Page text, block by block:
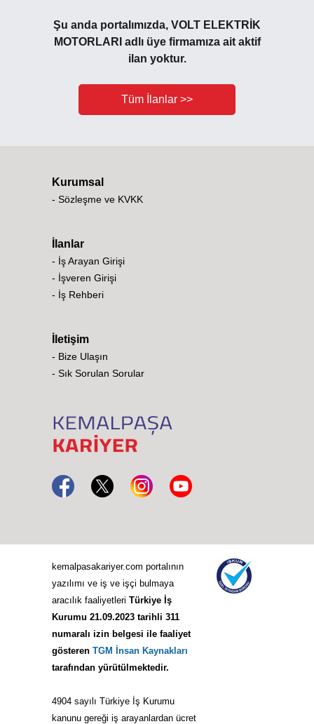
Şu anda portalımızda, VOLT ELEKTRİK
MOTORLARI adlı üye firmamıza ait aktif
ilan yoktur.
Tüm İlanlar >>
Kurumsal
- Sözleşme ve KVKK
İlanlar
- İş Arayan Girişi
- İşveren Girişi
- İş Rehberi
İletişim
- Bize Ulaşın
- Sık Sorulan Sorular
kemalpasakariyer.com portalının
yazılımı ve iş ve işçi bulmaya
aracılık faaliyetleri Türkiye İş
Kurumu 21.09.2023 tarihli 311
numaralı izin belgesi ile faaliyet
gösteren TGM İnsan Kaynakları
tarafından yürütülmektedir.
4904 sayılı Türkiye İş Kurumu
kanunu gereği iş arayanlardan ücret